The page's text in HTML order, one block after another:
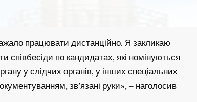
працювати дистанційно. Я закликаю
по кандидатах, які номінуються
у слідчих органів, у інших спеціальних
зв’язані руки», – наголосив